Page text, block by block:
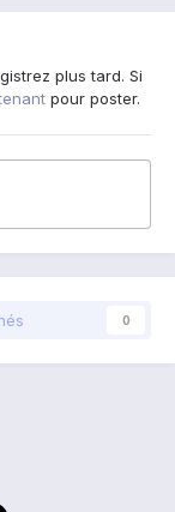
plus tard. Si
pour poster.
0